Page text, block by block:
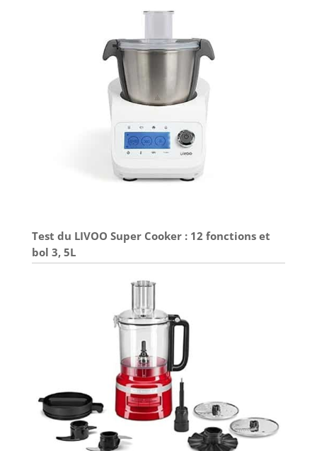
Test du LIVOO Super Cooker : 12 fonctions et
bol 3, 5L